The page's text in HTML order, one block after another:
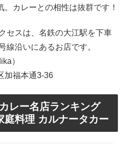
カレーとの相性は抜群です！
セスは、名鉄の大江駅を下車
線沿いにあるお店です。
）
加福本通3-36
レー名店ランキング
料理 カルナータカー